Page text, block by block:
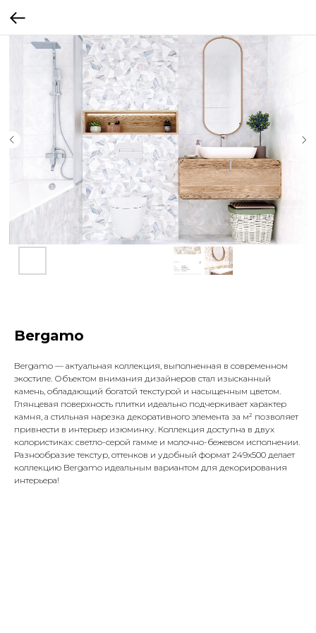
Bergamo
Bergamo — актуальная коллекция, выполненная в современном
экостиле. Объектом внимания дизайнеров стал изысканный
камень, обладающий богатой текстурой и насыщенным цветом.
Глянцевая поверхность плитки идеально подчеркивает характер
камня, а стильная нарезка декоративного элемента за м² позволяет
привнести в интерьер изюминку. Коллекция доступна в двух
колористиках: светло-серой гамме и молочно-бежевом исполнении.
Разнообразие текстур, оттенков и удобный формат 249х500 делает
коллекцию Bergamo идеальным вариантом для декорирования
интерьера!